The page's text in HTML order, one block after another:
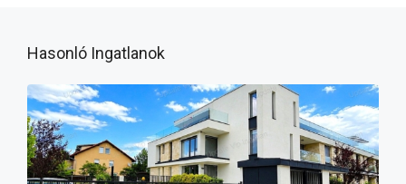
Hasonló Ingatlanok